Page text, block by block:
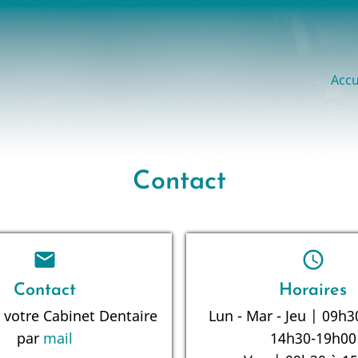
Contact
mail
Contact
votre Cabinet Dentaire
par mail
schedule
Horaires
Lun - Mar - Jeu |
14h30-19h00